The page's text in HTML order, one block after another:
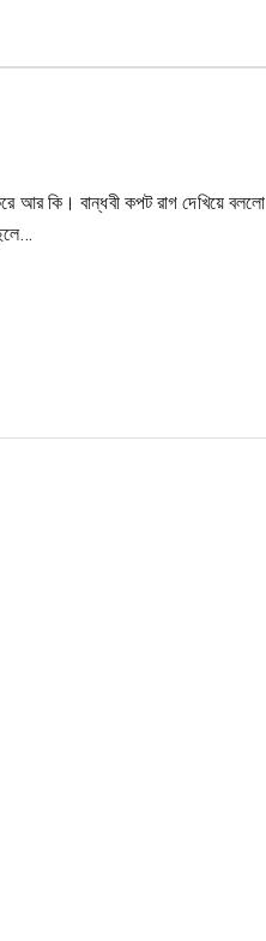
আর কি। বান্ধবী কপট রাগ দেখিয়ে বললো